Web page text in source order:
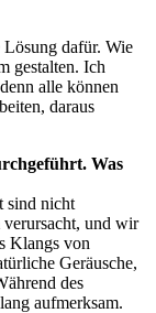
dafür. Wie
gestalten. Ich
alle können
daraus
Was
sind nicht
verursacht, und wir
Klangs von
Geräusche,
des
aufmerksam.